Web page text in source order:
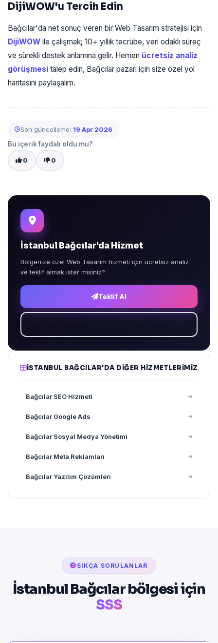
DijiWOW'u Tercih Edin
Bağcılar'da net sonuç veren bir Web Tasarım stratejisi için
DijiWOW ile çalışmak; 10+ yıllık tecrübe, veri odaklı süreç
ve sürekli destek anlamına gelir. Hemen ücretsiz analiz
görüşmesi talep edin, Bağcılar pazarı için size özel yol
haritasını paylaşalım.
Son güncelleme: 19 Apr 2026
Bu içerik faydalı oldu mu?
0 0
İstanbul Bağcılar'da Hizmet
Bölgenize özel Web Tasarım hizmeti için ücretsiz analiz
ve teklif almak ister misiniz?
Teklif Al
İSTANBUL BAĞCILAR'DA DIĞER HIZMETLERIMIZ
Bağcılar SEO Hizmeti
Bağcılar Google Ads
Bağcılar Sosyal Medya Yönetimi
Bağcılar Meta Reklamları
Bağcılar Yazılım Çözümleri
SIKÇA SORULANLAR
İstanbul Bağcılar bölgesi için
SSS